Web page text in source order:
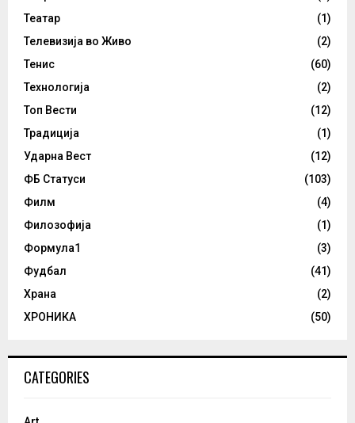
Театар
(1)
Телевизија во Живо
(2)
Тенис
(60)
Технологија
(2)
Топ Вести
(12)
Традиција
(1)
Ударна Вест
(12)
ФБ Статуси
(103)
Филм
(4)
Филозофија
(1)
Формула1
(3)
Фудбал
(41)
Храна
(2)
ХРОНИКА
(50)
CATEGORIES